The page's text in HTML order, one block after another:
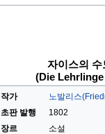
자이스의 수
(Die
작가
노발리스
초판 발행
1802
장르
소설